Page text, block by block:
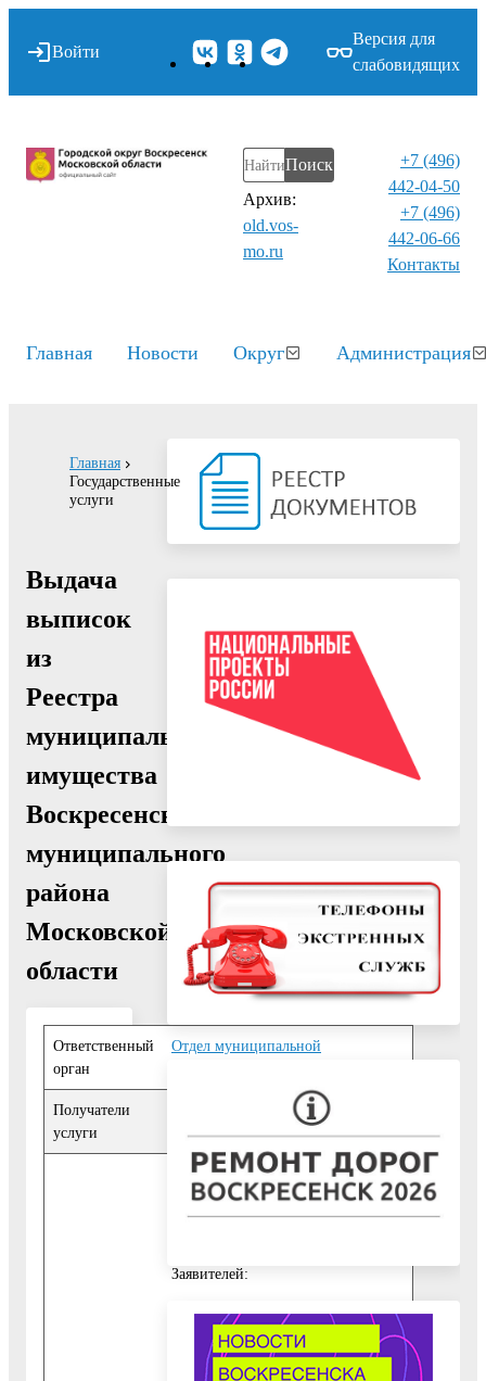
Войти
Версия для
слабовидящих
Поиск
Архив:
old.vos-
mo.ru
+7 (496)
442-04-50
+7 (496)
442-06-66
Контакты⁠
Главная Новости Округ Администрация
Главная
Государственные
услуги
Выдача
выписок
из
Реестра
муниципального
имущества
Воскресенского
муниципального
района
Московской
области
Ответственный
орган
Отдел муниципальной
Получатели
услуги
,Юридические
лица
Документы, предоставляемые
Заявителем:
Заявителей:
заявление о предоставлении
выписки из реестра.
9.1.2. При обращении физического